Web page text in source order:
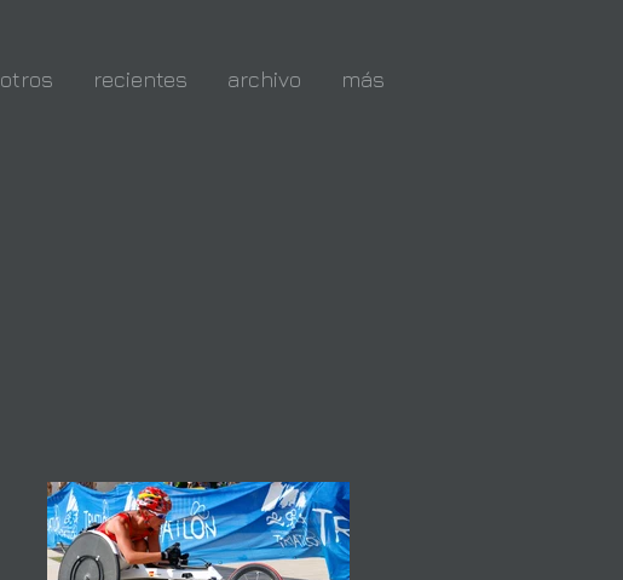
otros recientes archivo más